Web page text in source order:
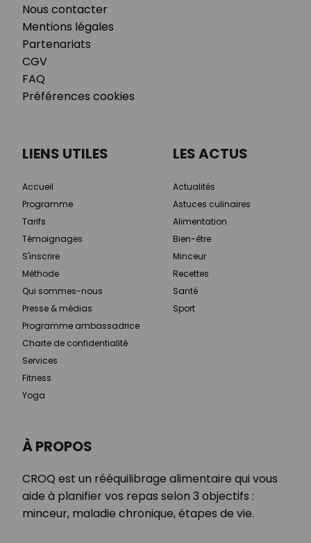
Nous contacter
Mentions légales
Partenariats
CGV
FAQ
Préférences cookies
À PROPOS
CROQ est un rééquilibrage alimentaire qui vous
aide à planifier vos repas selon 3 objectifs :
minceur, maladie chronique, étapes de vie.
LIENS UTILES
Accueil
Programme
Tarifs
Témoignages
S'inscrire
Méthode
Qui sommes-nous
Presse & médias
Programme ambassadrice
Charte de confidentialité
Services
Fitness
Yoga
LES ACTUS
Actualités
Astuces culinaires
Alimentation
Bien-être
Minceur
Recettes
Santé
Sport